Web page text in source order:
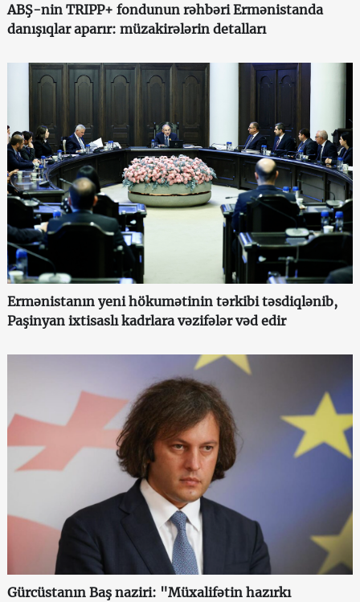
ABŞ-nin TRIPP+ fondunun rəhbəri Ermənistanda
danışıqlar aparır: müzakirələrin detalları
Ermənistanın yeni hökumətinin tərkibi təsdiqlənib,
Paşinyan ixtisaslı kadrlara vəzifələr vəd edir
Gürcüstanın Baş naziri: "Müxalifətin hazırkı